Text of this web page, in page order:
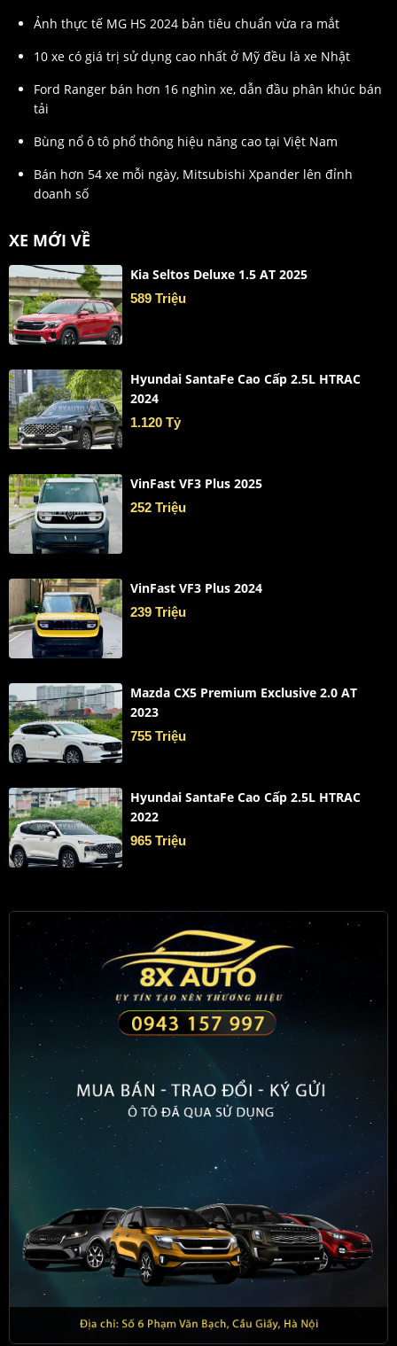
Ảnh thực tế MG HS 2024 bản tiêu chuẩn vừa ra mắt
10 xe có giá trị sử dụng cao nhất ở Mỹ đều là xe Nhật
Ford Ranger bán hơn 16 nghìn xe, dẫn đầu phân khúc bán
tải
Bùng nổ ô tô phổ thông hiệu năng cao tại Việt Nam
Bán hơn 54 xe mỗi ngày, Mitsubishi Xpander lên đỉnh
doanh số
XE MỚI VỀ
Kia Seltos Deluxe 1.5 AT 2025
589 Triệu
Hyundai SantaFe Cao Cấp 2.5L HTRAC
2024
1.120 Tỷ
VinFast VF3 Plus 2025
252 Triệu
VinFast VF3 Plus 2024
239 Triệu
Mazda CX5 Premium Exclusive 2.0 AT
2023
755 Triệu
Hyundai SantaFe Cao Cấp 2.5L HTRAC
2022
965 Triệu